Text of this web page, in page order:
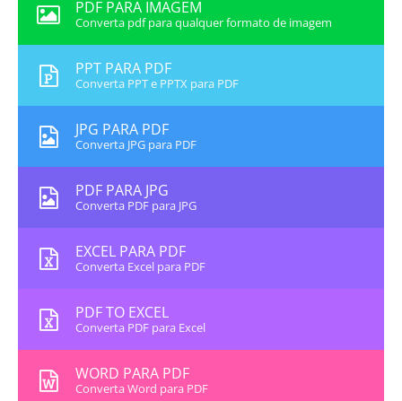
PDF PARA IMAGEM
Converta pdf para qualquer formato de imagem
PPT PARA PDF
Converta PPT e PPTX para PDF
JPG PARA PDF
Converta JPG para PDF
PDF PARA JPG
Converta PDF para JPG
EXCEL PARA PDF
Converta Excel para PDF
PDF TO EXCEL
Converta PDF para Excel
WORD PARA PDF
Converta Word para PDF